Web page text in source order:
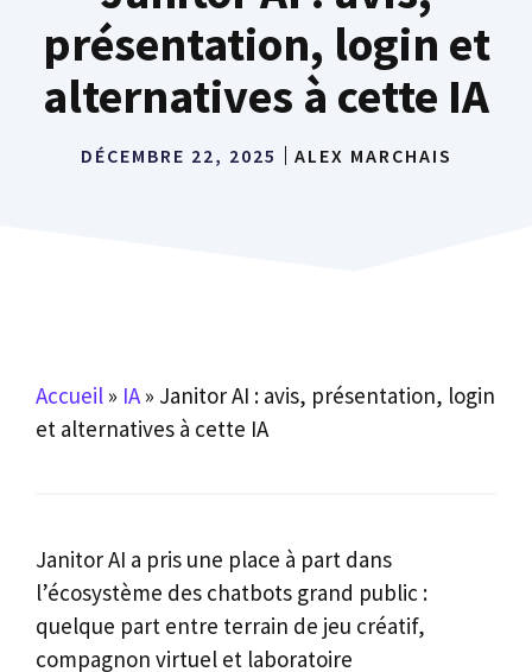
présentation, login et
alternatives à cette IA
DÉCEMBRE 22, 2025 ALEX MARCHAIS
Accueil » IA » Janitor AI : avis, présentation, login
et alternatives à cette IA
Janitor AI a pris une place à part dans
l’écosystème des chatbots grand public :
quelque part entre terrain de jeu créatif,
compagnon virtuel et laboratoire